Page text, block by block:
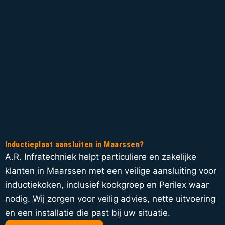
Inductieplaat aansluiten in Maarssen?
A.R. Infratechniek helpt particuliere en zakelijke
klanten in Maarssen met een veilige aansluiting voor
inductiekoken, inclusief kookgroep en Perilex waar
nodig. Wij zorgen voor veilig advies, nette uitvoering
en een installatie die past bij uw situatie.